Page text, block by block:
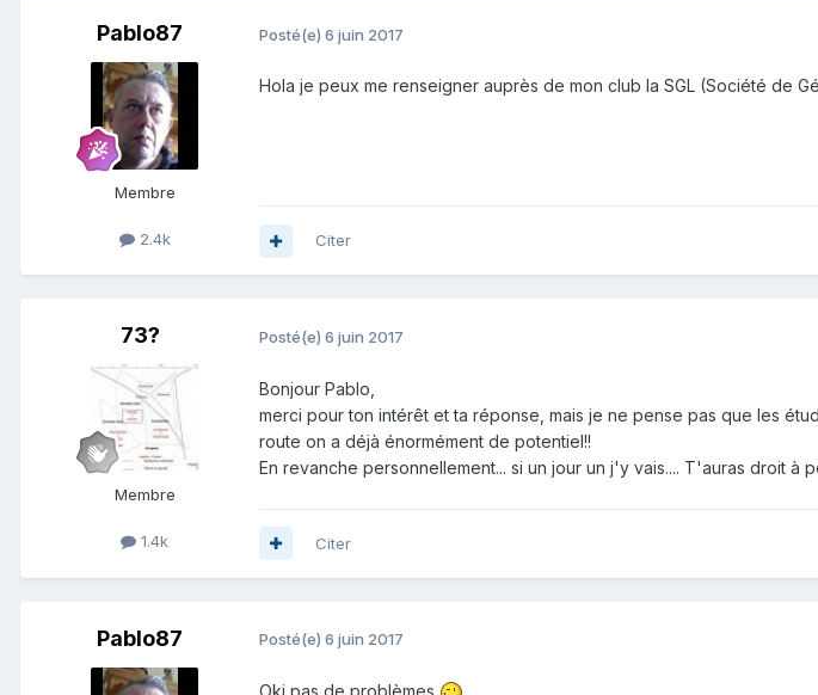
Pablo87
Membre
2.4k
Posté(e) 6 juin 2017
Hola je peux me renseigner auprès de mon club la SGL (Société de
Citer
73?
Membre
1.4k
Posté(e) 6 juin 2017
Bonjour Pablo,
merci pour ton intérêt et ta réponse, mais je ne pense pas que les
route on a déjà énormément de potentiel!!
En revanche personnellement... si un jour un j'y vais.... T'auras droit à
Citer
Pablo87 Posté(e) 6 juin 2017
Oki pas de problèmes